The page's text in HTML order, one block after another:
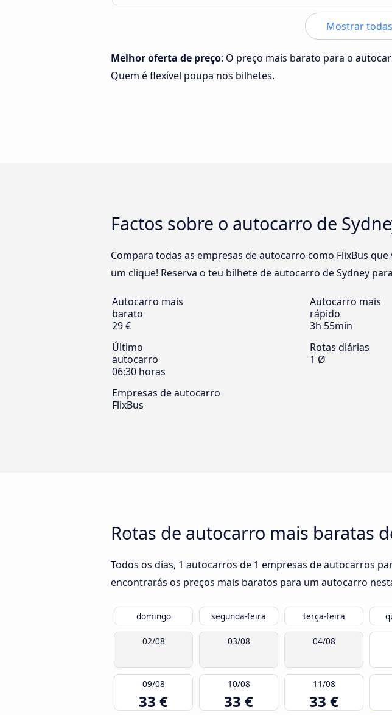
Mostrar
Melhor oferta de preço: O preço mais barato para o
Quem é flexível poupa nos bilhetes.
Factos sobre o autocarro de
Compara todas as empresas de autocarro como FlixBus
um clique! Reserva o teu bilhete de autocarro de Sydney
Autocarro mais
barato
29 €
Autocarro mais
rápido
3h 55min
Último
autocarro
06:30 horas
Rotas diárias
1 Ø
Empresas de autocarro
FlixBus
Rotas de autocarro mais baratas
Todos os dias, 1 autocarros de 1 empresas de autocarros
encontrarás os preços mais baratos para um autocarro
domingo segunda-feira terça-feira
02/08 03/08 04/08
09/08
33 €
10/08
33 €
11/08
33 €